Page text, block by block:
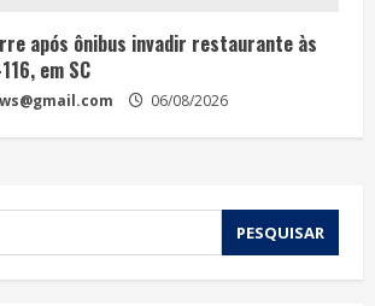
após ônibus invadir restaurante às
em SC
06/08/2026